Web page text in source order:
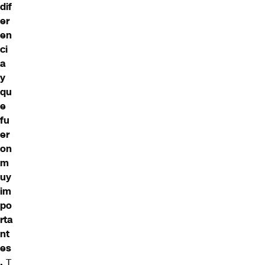
dif
er
en
ci
a
y
qu
e
fu
er
on
m
uy
im
po
rta
nt
es
. T